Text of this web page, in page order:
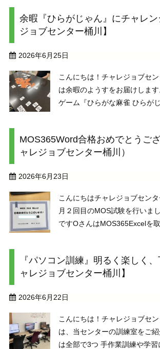
が落ち着く・ストレスが和らぐ
書き続けると ...
余暇『ひらがじゃん』にチャレン
ジョブセンター桶川】
2026年6月25日
こんにちは！チャレジョブセ
は余暇のようすをお届けしま
ゲーム『ひらがな麻雀 ひらが
ずつのチーム戦にしましょう
MOS365Word合格おめでとうご
ャレジョブセンター桶川）
2026年6月23日
こんにちはチャレジョブセン
月２回目のMOS試験を行いま
ですOさんはMOS365Excelを取
MOS365 ...
『パソコン訓練』明るく楽しく
ャレジョブセンター桶川】
2026年6月22日
こんにちは！チャレジョブセ
は、当センターの訓練室をご
は全部で3つ 手作業訓練や学習